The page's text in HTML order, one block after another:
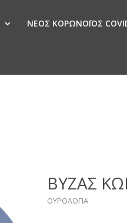
ΝΕΟΣ ΚΟΡΩΝΟΪΟΣ
ΒΥΖΑΣ
ΟΥΡΟΛΟΓΙΑ